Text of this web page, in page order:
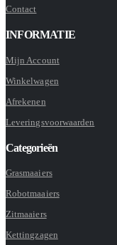
Contact
INFORMATIE
Mijn Account
Winkelwagen
Afrekenen
Leveringsvoorwaarden
Categorieën
Grasmaaiers
Robotmaaiers
Zitmaaiers
Kettingzagen